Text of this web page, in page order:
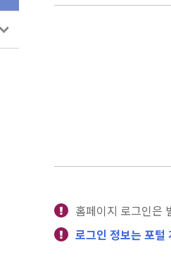
홈페이지 로그인은
로그인 정보는 포털